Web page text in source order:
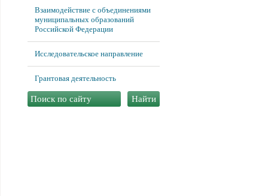
Взаимодействие с объединениями
муниципальных образований
Российской Федерации
Исследовательское направление
Грантовая деятельность